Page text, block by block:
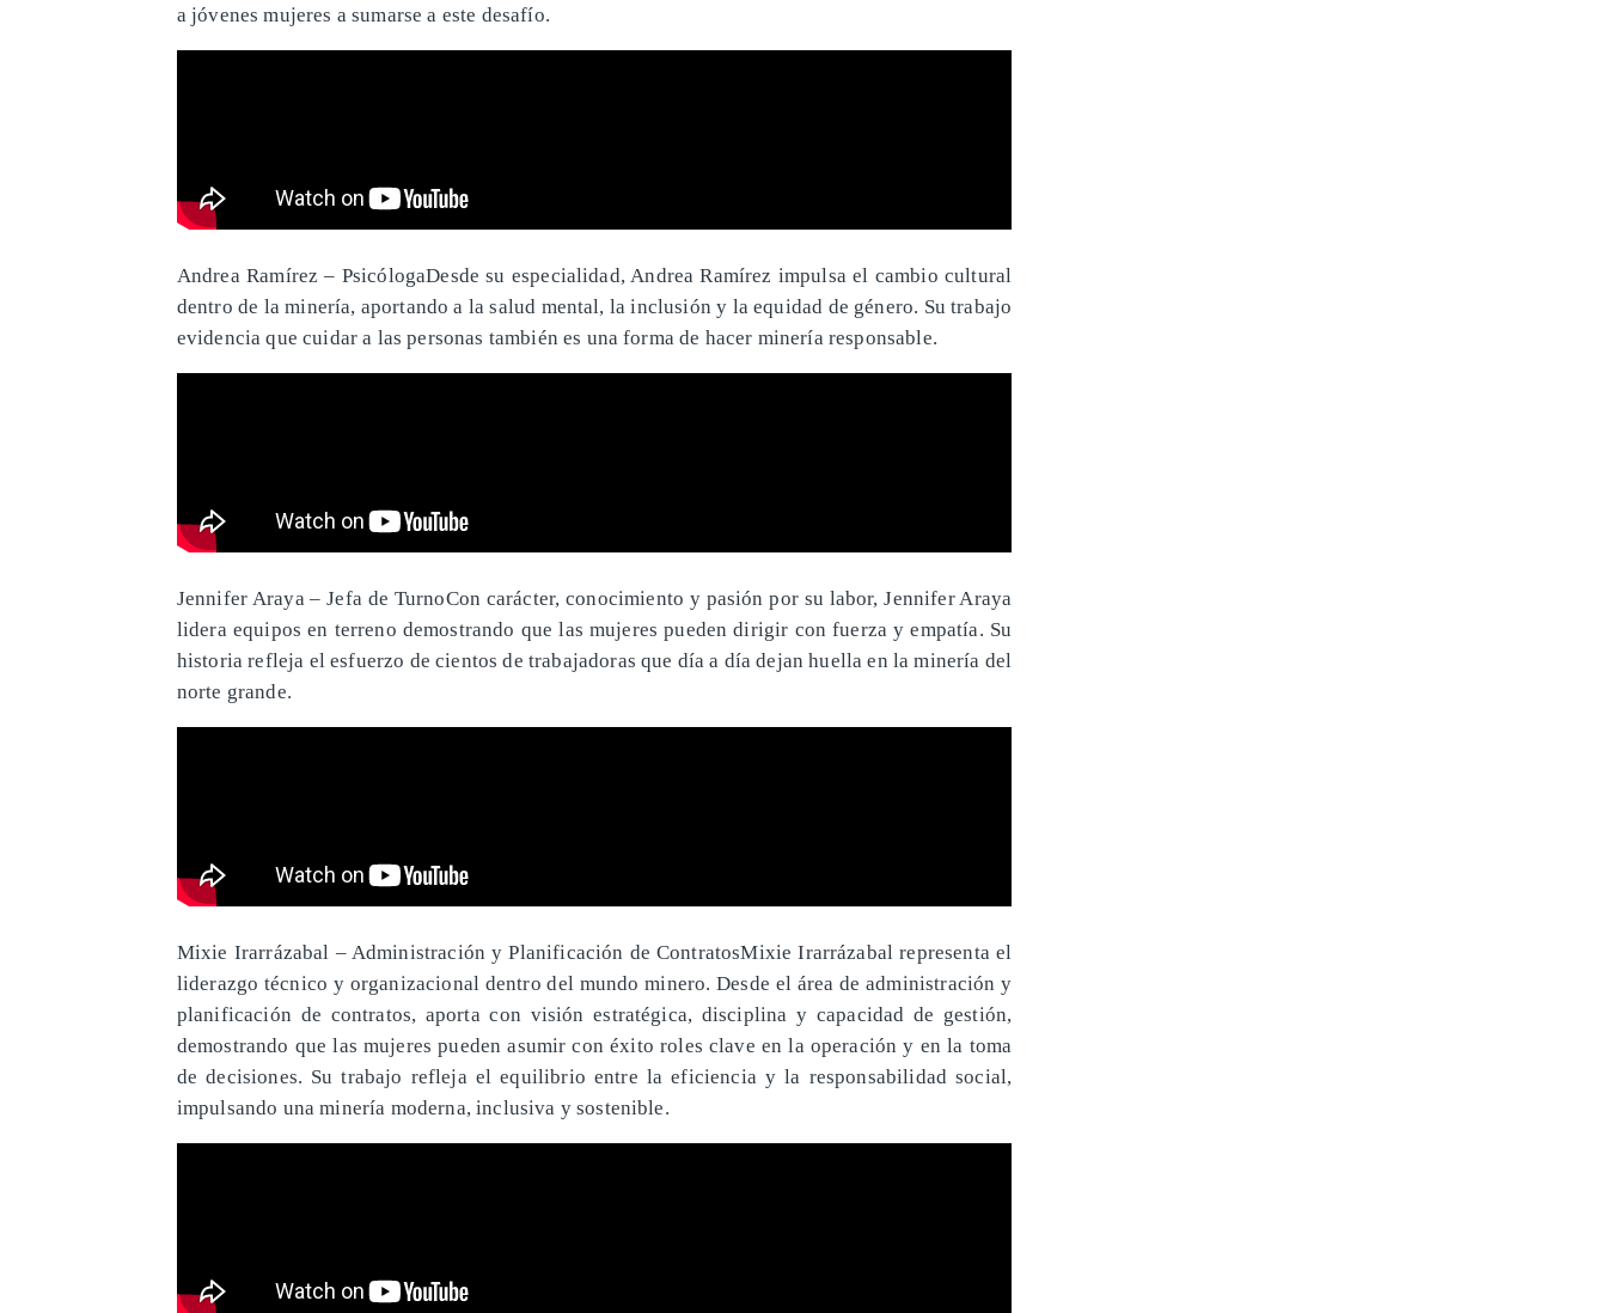
a jóvenes mujeres a sumarse a este desafío.
Andrea Ramírez – PsicólogaDesde su especialidad, Andrea Ramírez impulsa el cambio cultural
dentro de la minería, aportando a la salud mental, la inclusión y la equidad de género. Su trabajo
evidencia que cuidar a las personas también es una forma de hacer minería responsable.
Jennifer Araya – Jefa de TurnoCon carácter, conocimiento y pasión por su labor, Jennifer Araya
lidera equipos en terreno demostrando que las mujeres pueden dirigir con fuerza y empatía. Su
historia refleja el esfuerzo de cientos de trabajadoras que día a día dejan huella en la minería del
norte grande.
Mixie Irarrázabal – Administración y Planificación de ContratosMixie Irarrázabal representa el
liderazgo técnico y organizacional dentro del mundo minero. Desde el área de administración y
planificación de contratos, aporta con visión estratégica, disciplina y capacidad de gestión,
demostrando que las mujeres pueden asumir con éxito roles clave en la operación y en la toma
de decisiones. Su trabajo refleja el equilibrio entre la eficiencia y la responsabilidad social,
impulsando una minería moderna, inclusiva y sostenible.